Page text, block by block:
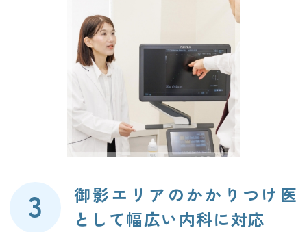
御影エリアのかかりつけ医
として幅広い 内科に対応